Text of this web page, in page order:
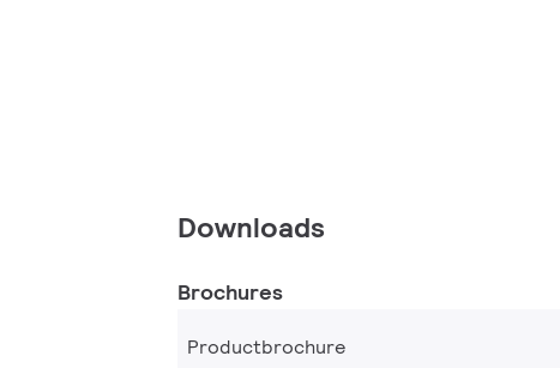
Downloads
Brochures
Productbrochure